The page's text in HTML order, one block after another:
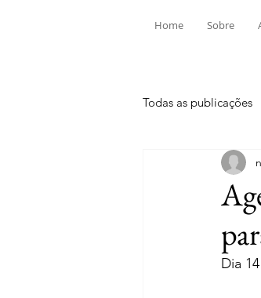
Home Sobre
Todas as publicações
Aldeia do Mato
Dia